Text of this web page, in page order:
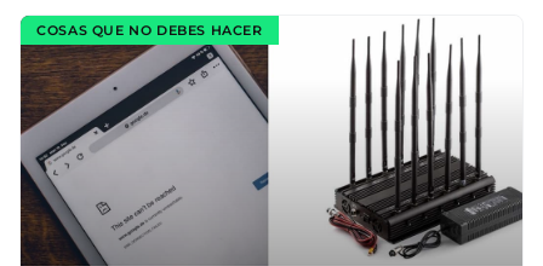
COSAS QUE NO DEBES HACER